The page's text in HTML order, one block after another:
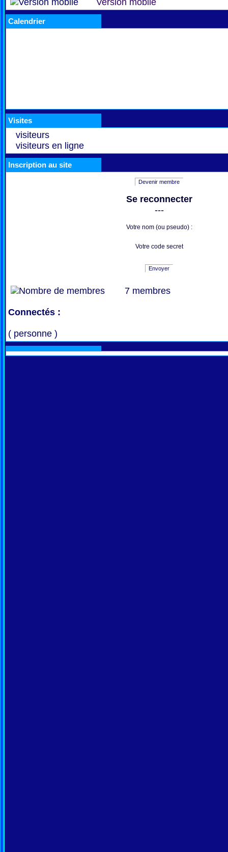
Version mobile
Calendrier
Visites
visiteurs
visiteurs en ligne
Inscription au site
Devenir membre
Se reconnecter
---
Votre nom (ou pseudo) :
Votre code secret
Envoyer
7 membres
Connectés :
( personne )